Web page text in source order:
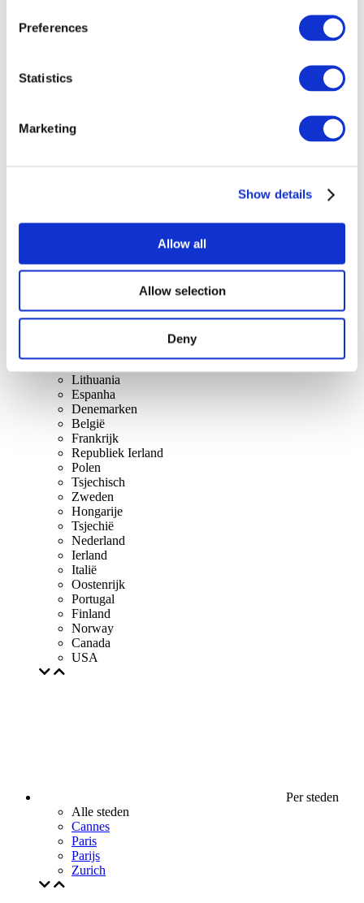
Preferences
Statistics
Marketing
Show details
Allow all
Allow selection
Deny
At vise
Per landen
Alle landen
Lithuania
Espanha
Denemarken
België
Frankrijk
Republiek Ierland
Polen
Tsjechisch
Zweden
Hongarije
Tsjechië
Nederland
Ierland
Italië
Oostenrijk
Portugal
Finland
Norway
Canada
USA
Per steden
Alle steden
Cannes
Paris
Parijs
Zurich